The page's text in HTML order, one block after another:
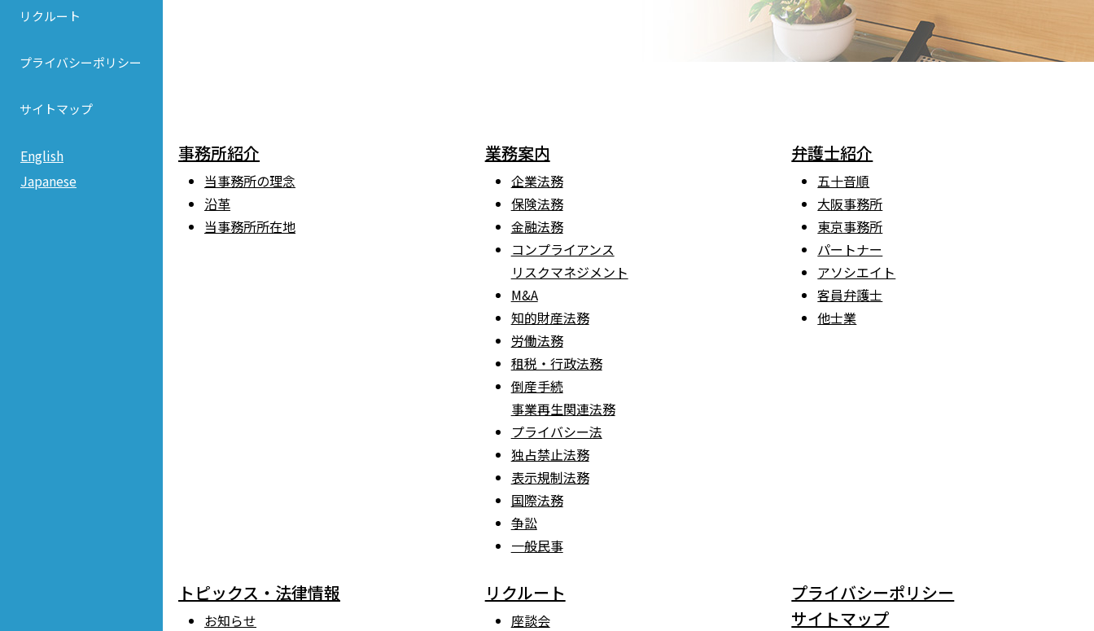
リクルート
プライバシーポリシー
サイトマップ
English
Japanese
事務所紹介
当事務所の理念
沿革
当事務所所在地
業務案内
企業法務
保険法務
金融法務
コンプライアンス
リスクマネジメント
M&A
知的財産法務
労働法務
租税・行政法務
倒産手続
事業再生関連法務
プライバシー法
独占禁止法務
表示規制法務
国際法務
争訟
一般民事
弁護士紹介
五十音順
大阪事務所
東京事務所
パートナー
アソシエイト
客員弁護士
他士業
トピックス・法律情報
お知らせ
リクルート
座談会
プライバシーポリシー
サイトマップ